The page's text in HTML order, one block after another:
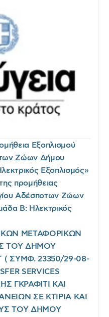
Εξοπλισμού
Ζώων Δήμου
Εξοπλισμός»
προμήθειας
Αδέσποτων Ζώων
Β: Ηλεκτρικός
ΜΕΤΑΦΟΡΙΚΩΝ
ΤΟΥ ΔΗΜΟΥ
ΣΥΜΦ. 23350/29-08-
SERVICES
ΓΚΡΑΦΙΤΙ ΚΑΙ
ΣΕ ΚΤΙΡΙΑ ΚΑΙ
ΤΟΥ ΔΗΜΟΥ